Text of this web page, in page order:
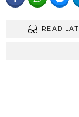
READ